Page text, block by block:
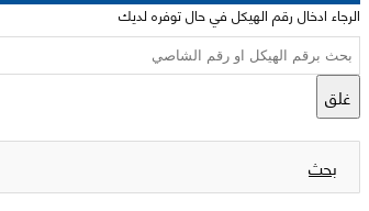
الرجاء ادخال رقم الهيكل في حال توفره لديك
غلق
بحث